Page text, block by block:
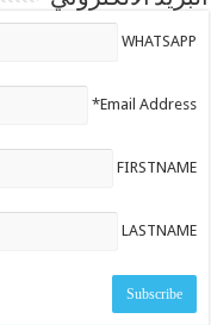
WHATSAPP
Email Address*
FIRSTNAME
LASTNAME